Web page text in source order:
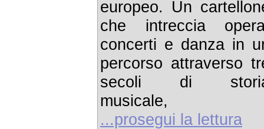
europeo. Un
che intreccia
concerti e danza in
percorso attraverso
secoli di
musicale,
...prosegui la lettura